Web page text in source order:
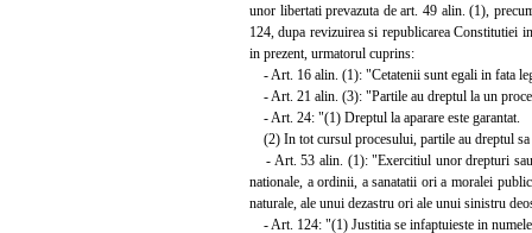
unor libertati prevazuta de art. 49 alin. (1),
124, dupa revizuirea si republicarea
in prezent, urmatorul cuprins:
- Art. 16 alin. (1): "Cetatenii sunt egali in fata
- Art. 21 alin. (3): "Partile au dreptul la un
- Art. 24: "(1) Dreptul la aparare este garantat.
(2) In tot cursul procesului, partile au dreptul
- Art. 53 alin. (1): "Exercitiul unor drepturi sau
nationale, a ordinii, a sanatatii ori a moralei
naturale, ale unui dezastru ori ale unui sinistru
- Art. 124: "(1) Justitia se infaptuieste in